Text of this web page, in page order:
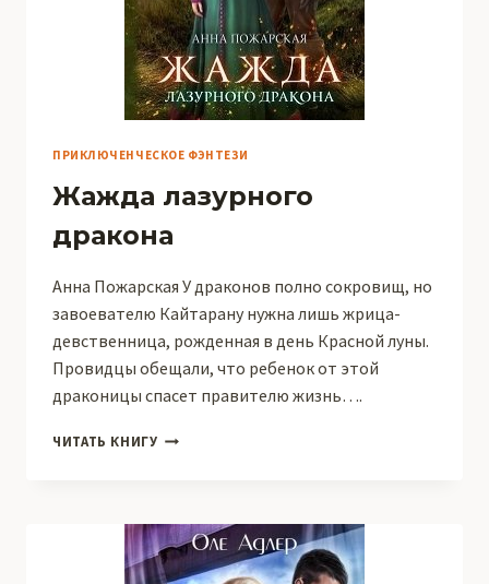
ПРИКЛЮЧЕНЧЕСКОЕ ФЭНТЕЗИ
Жажда лазурного
дракона
Анна Пожарская У драконов полно сокровищ, но
завоевателю Кайтарану нужна лишь жрица-
девственница, рожденная в день Красной луны.
Провидцы обещали, что ребенок от этой
драконицы спасет правителю жизнь….
ЧИТАТЬ КНИГУ ЖАЖДА